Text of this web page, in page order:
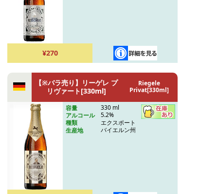
¥270
【※バラ売り】リーゲレ プ
リヴァート[330ml]
Riegele
Privat[330ml]
容量
330 ml
アルコール
5.2%
種類
エクスポート
生産地
バイエルン州